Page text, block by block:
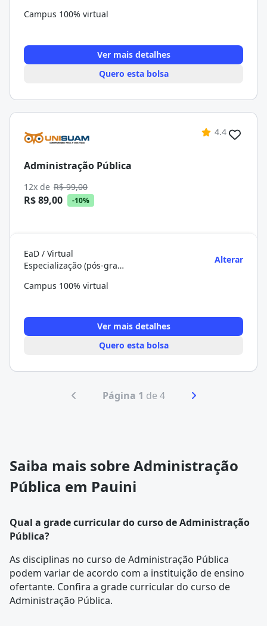
Campus 100% virtual
Ver mais detalhes
Quero esta bolsa
4.4
Administração Pública
12x de R$ 99,00
R$ 89,00 -10%
EaD / Virtual
Especialização (pós-graduação)
Alterar
Campus 100% virtual
Ver mais detalhes
Quero esta bolsa
Página 1 de 4
Saiba mais sobre Administração
Pública em Pauini
Qual a grade curricular do curso de Administração
Pública?
As disciplinas no curso de Administração Pública
podem variar de acordo com a instituição de ensino
ofertante. Confira a grade curriculardo curso de
Administração Pública.